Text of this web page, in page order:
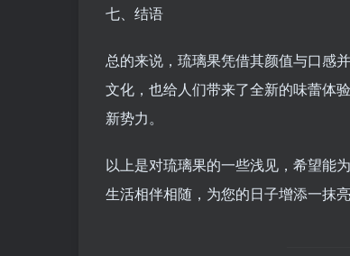
七、结语
总的来说，琉璃果凭借其颜值与口感
文化，也给人们带来了全新的味蕾体
新势力。
以上是对琉璃果的一些浅见，希望能
生活相伴相随，为您的日子增添一抹